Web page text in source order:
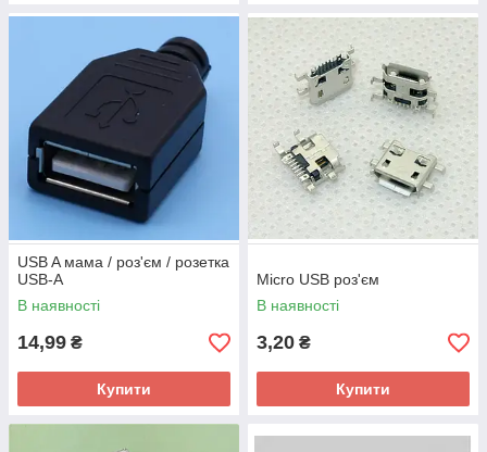
USB A мама / роз'єм / розетка
USB-A
В наявності
14,99 ₴
Купити
Micro USB роз'єм
В наявності
3,20 ₴
Купити